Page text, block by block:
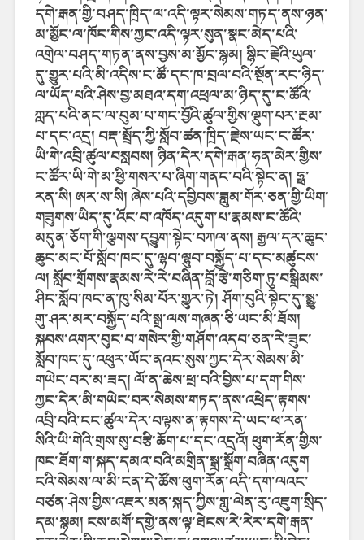
དགེ་རྒན་གྱི་བཤད་ཁྲིད་ལ་འདི་ལྟར་སེམས་གཏད་ནས་ཉན་
མ་མྱོང་ལ་ཁོང་གིས་ཀྱང་འདི་ལྟར་སུན་སྣང་མེད་པའི་
འགྲེལ་བཤད་གཏན་ནས་བྱས་མ་མྱོང་སྙམ། སྙིང་རྗེའི་ཡུལ་
དུ་གྱུར་པའི་མི་འདིས་ང་ཚོ་དང་ཁ་བྲལ་བའི་སྔོན་རང་ཉིད་
ལ་ཡོད་པའི་ཤེས་བྱ་མཐའ་དག་འཕྲལ་མ་ཉིད་དུ་ང་ཚོའི་
ཀླད་པའི་ནང་ལ་བུམ་པ་གང་བྱོའི་ཚུལ་གྱིས་ལྡུག་པར་རྔམ་
པ་དང་འདྲ། བརྡ་སྤྲོད་ཀྱི་སློབ་ཚན་ཁྲིད་རྗེས་ཡང་ང་ཚོར་
ཡི་གེ་འབྲི་ཚུལ་བསླབས། ཉིན་དེར་དགེ་རྒན་ཧན་མེར་གྱིས་
ང་ཚོར་ཡི་གེ་མ་ཕྱི་གསར་པ་ཞིག་གནང་བའི་སྟེང་ན། ཧྥ་
རན་སི། ཨར་ས་སི། ཞེས་པའི་དབྱིབས་ཟླུམ་གོར་ཅན་གྱི་ཡིག་
གཟུགས་ཡིད་དུ་འོང་བ་འཁོད་འདུག་པ་རྣམས་ང་ཚོའི་
མདུན་ཅོག་གི་ལྕགས་དབྱུག་སྟེང་བཀལ་ནས། རྒྱལ་དར་ཆུང་
ཆུང་མང་པོ་སློབ་ཁང་དུ་ལྷབ་ལྷུབ་བསྐྱོད་པ་དང་མཚུངས་
ལ། སློབ་གྲོགས་རྣམས་རེ་རེ་བཞིན་བློ་རྩེ་གཅིག་ཏུ་བསྒྲིམས་
ཤིང་སློབ་ཁང་ན་ཁུ་སིམ་པོར་གྱུར་ཏེ། ཤོག་བུའི་སྟེང་དུ་སྨྱུ་
གུ་ཤར་མར་བསྐྱོད་པའི་སྒྲ་ལས་གཞན་ཅི་ཡང་མི་ཐོས།
སྐབས་འགར་བུང་བ་གསེར་གྱི་གཤོག་འདབ་ཅན་རེ་ཟུང་
སློབ་ཁང་དུ་འཕུར་ཡོང་ནའང་སུས་ཀྱང་དེར་སེམས་མི་
གཡེང་བར་མ་ཟད། ལོ་ན་ཆེས་ཕྲ་བའི་བྱིས་པ་དག་གིས་
ཀྱང་དེར་མི་གཡེང་བར་སེམས་གཏད་ནས་འཕྲེད་རྟགས་
འབྲི་བའི་ངང་ཚུལ་དེར་བལྟས་ན་རྟགས་དེ་ཡང་ཕ་རན་
སིའི་ཡི་གེའི་གྲས་སུ་བརྩི་ཆོག་པ་དང་འདྲའོ། ཕུག་རོན་གྱིས་
ཁང་ཐོག་ག་སྐད་དམའ་བའི་མགྲིན་སྒྲ་སྒྲོག་བཞིན་འདུག
ངའི་སེམས་ལ་མི་ངན་དེ་ཚོས་ཕུག་རོན་འདི་དག་ལའང་
བཙན་ཤེས་གྱིས་འཇར་མན་སྐད་ཀྱིས་གླུ་ལེན་རུ་འཇུག་སྲིད་
དམ་སྙམ། ངས་མགོ་དགྱེ་ནས་ལྟ་ཐེངས་རེ་རེར་དགེ་རྒན་